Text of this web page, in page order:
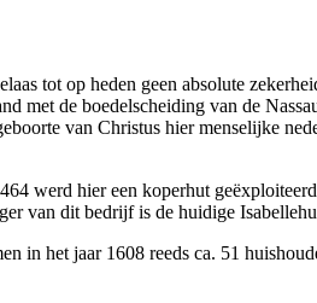
tot op heden geen absolute
met de boedelscheiding van de
van Christus hier menselijke
werd hier een koperhut
van dit bedrijf is de huidige
in het jaar 1608 reeds ca. 51